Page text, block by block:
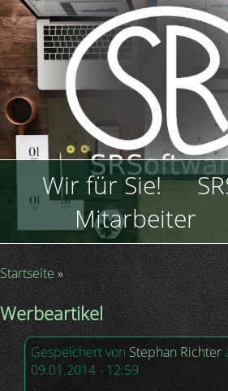
Direkt
zum
Inhalt
Hauptnavigation
Wir für Sie!
Mitarbeiter
Pfadnavigation
Startseite
Werbeartikel
Gespeichert von Stephan Richter
09.01.2014 - 12:59